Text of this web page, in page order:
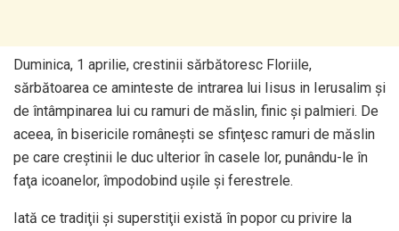
Duminica, 1 aprilie, crestinii sărbătoresc Floriile,
sărbătoarea ce aminteste de intrarea lui Iisus in Ierusalim şi
de întâmpinarea lui cu ramuri de măslin, finic şi palmieri. De
aceea, în bisericile româneşti se sfinţesc ramuri de măslin
pe care creştinii le duc ulterior în casele lor, punându-le în
faţa icoanelor, împodobind uşile şi ferestrele.
Iată ce tradiţii şi superstiţii există în popor cu privire la